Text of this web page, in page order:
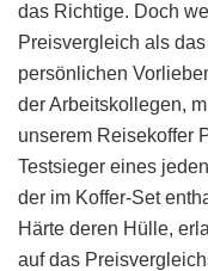
das Richtige. Doch
Preisvergleich als
persönlichen
der Arbeitskollegen,
unserem Reisekoffer
Testsieger eines
der im Koffer-Set
Härte deren Hülle,
auf das